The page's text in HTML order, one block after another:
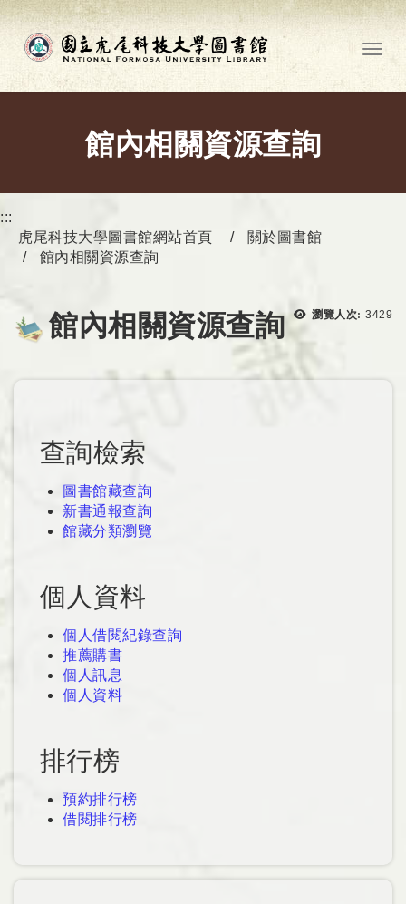
跳到主要內容
館內相關資源查詢
:::
虎尾科技大學圖書館網站首頁
關於圖書館
館內相關資源查詢
瀏覽人次: 瀏覽
3429
館內相關資源查詢
查詢檢索
圖書館藏查詢
新書通報查詢
館藏分類瀏覽
個人資料
個人借閱紀錄查詢
推薦購書
個人訊息
個人資料
排行榜
預約排行榜
借閱排行榜